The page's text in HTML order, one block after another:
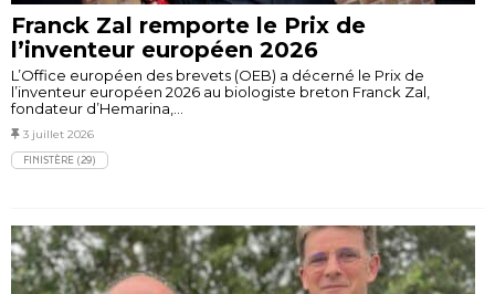
Franck Zal remporte le Prix de
l’inventeur européen 2026
L’Office européen des brevets (OEB) a décerné le Prix de
l’inventeur européen 2026 au biologiste breton Franck Zal,
fondateur d’Hemarina,...
3 juillet 2026
FINISTÈRE (29)